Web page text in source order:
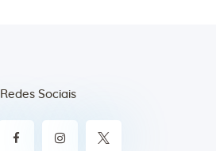
Redes Sociais